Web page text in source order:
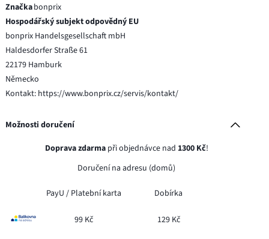
Značkabonprix
Hospodářský subjekt odpovědný EU
bonprix Handelsgesellschaft mbH
Haldesdorfer Straße 61
22179 Hamburk
Německo
Kontakt: https://www.bonprix.cz/servis/kontakt/
Možnosti doručení
Doprava zdarmapři objednávce nad 1300 Kč!
Doručení na adresu (domů)
PayU / Platební karta Dobírka
99 Kč 129 Kč